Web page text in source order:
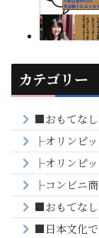
カテゴリー
■おもてな
├オリンピ
├オリンピ
├コンビニ
■おもてな
■日本文化